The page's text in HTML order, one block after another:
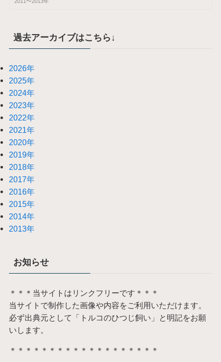
2011〜2013年
過去アーカイブはこちら↓
2026年
2025年
2024年
2023年
2022年
2021年
2020年
2019年
2018年
2017年
2016年
2015年
2014年
2013年
お知らせ
＊＊＊当サイトはリンクフリーです＊＊＊
当サイトで制作した画像や内容をご利用いただけます。
必ず出典元として「トルコのひつじ飼い」と明記をお願
いします。
＊＊＊＊＊＊＊＊＊＊＊＊＊＊＊＊＊＊＊